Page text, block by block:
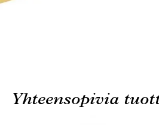
Yhteensopivia